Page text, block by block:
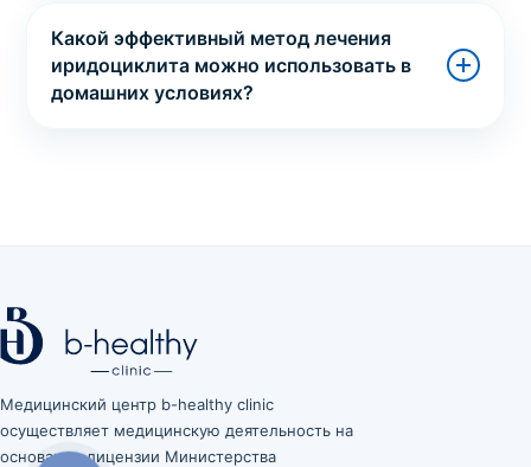
Какой эффективный метод лечения
иридоциклита можно использовать в
домашних условиях?
Медицинский центр b-healthy clinic
осуществляет медицинскую деятельность на
основании лицензии Министерства